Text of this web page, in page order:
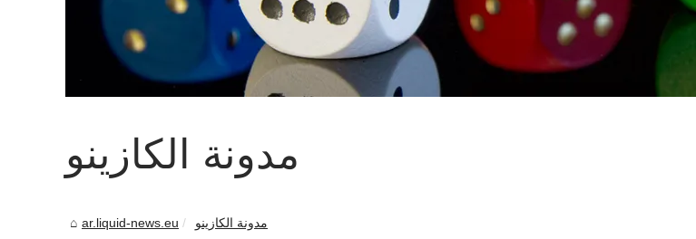
مدونة الكازينو
ar.liquid-news.eu مدونة الكازينو